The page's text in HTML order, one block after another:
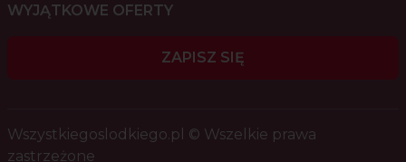
WYJĄTKOWE OFERTY
ZAPISZ SIĘ
Wszystkiegoslodkiego.pl © Wszelkie prawa
zastrzeżone